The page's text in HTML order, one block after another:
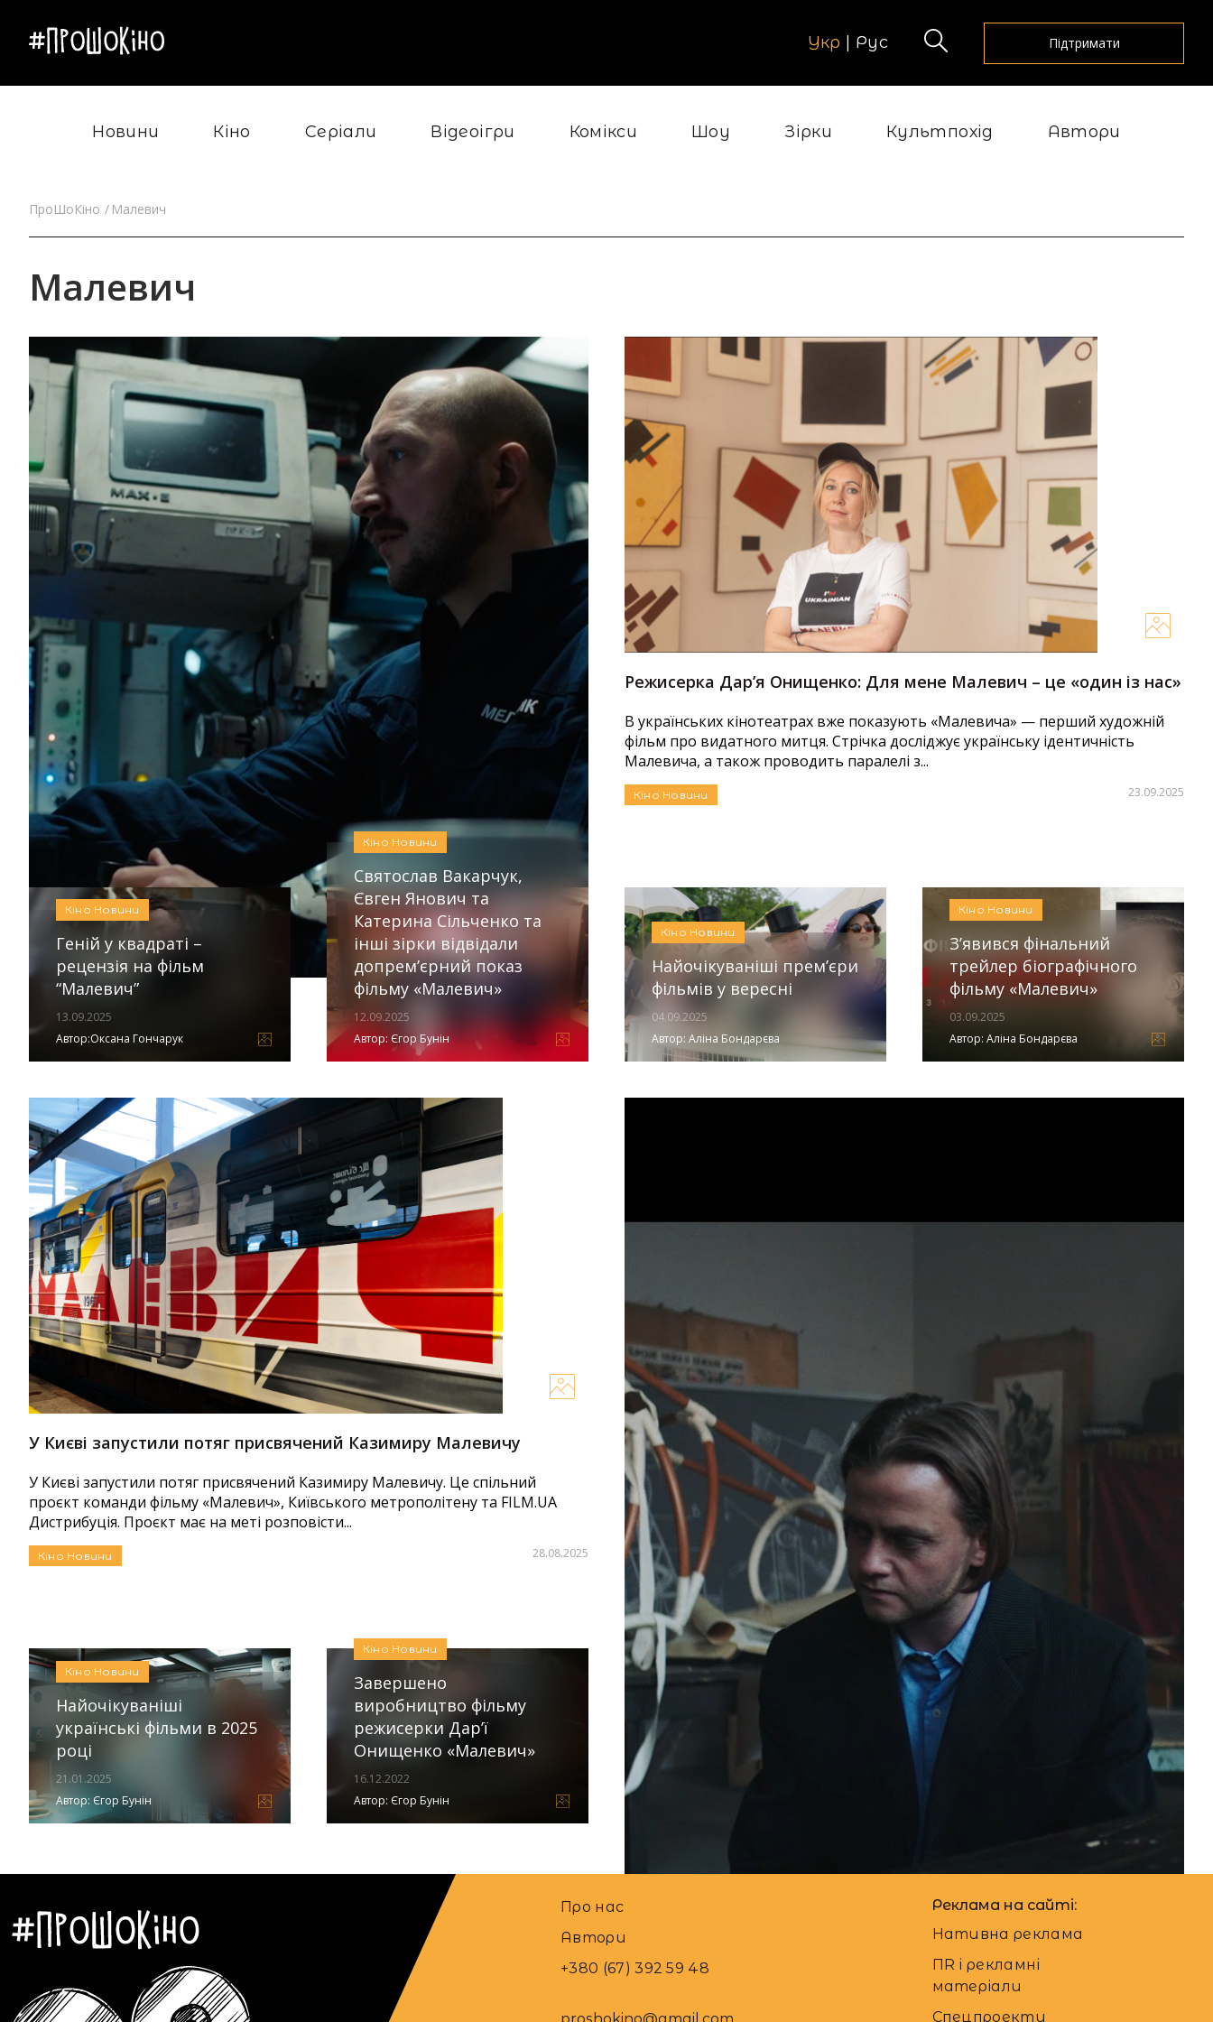
Укр Рус Підтримати
Новини Кіно Серіали Відеоігри Комікси Шоу Зірки Культпохід Автори
ПроШоКіно Малевич
Малевич
КіноНовини
Оголошено список номінантів на Десяту Національну кінопремію
«Золота Дзиґа»
Українська Кіноакадемія оголосила номінантів на Десяту Національну
кінопремію «Золота Дзиґа». Перелік номінантів кіноакадеміки сформували з
довгого списку, до якого увійшло 65 робіт. Лідером...
12.05.2026
Аліна Бондарєва
Кіно Новини
Режисерка Дар’я Онищенко: Для мене Малевич – це «один із нас»
В українських кінотеатрах вже показують «Малевича» — перший художній
фільм про видатного митця. Стрічка досліджує українську ідентичність
Малевича, а також проводить паралелі з...
23.09.2025
Кіно Новини
Геній у квадраті –
рецензія на фільм
“Малевич”
13.09.2025
Автор:Оксана Гончарук
Кіно Новини
Святослав Вакарчук,
Євген Янович та
Катерина Сільченко та
інші зірки відвідали
допрем’єрний показ
фільму «Малевич»
12.09.2025
Автор:Єгор Бунін
Кіно Новини
Найочікуваніші прем’єри
фільмів у вересні
04.09.2025
Автор: Аліна Бондарєва
Кіно Новини
З’явився фінальний
трейлер біографічного
фільму «Малевич»
03.09.2025
Автор: Аліна Бондарєва
Кіно Новини
У Києві запустили потяг присвячений Казимиру Малевичу
У Києві запустили потяг присвячений Казимиру Малевичу. Це спільний
проєкт команди фільму «Малевич», Київського метрополітену та FILM.UA
Дистрибуція. Проєкт має на меті розповісти...
28.08.2025
Кіно Новини
Байопік “Малевич” Дарʼї Онищенко покажуть в межах
Мюнхенської Конференції з Безпеки
В межах Мюнхенської Конференції з Безпеки (MSC 2025) відбудеться низка
українських подій, які акцентують увагу на ролі культури в протидії
російській агресії та...
Автор: Єгор Бунін
Кіно Новини
Найочікуваніші
українські фільми в 2025
році
21.01.2025
Автор: Єгор Бунін
Кіно Новини
Завершено
виробництво фільму
режисерки Дар’ї
Онищенко «Малевич»
16.12.2022
Автор: Єгор Бунін
Про нас
Автори
+380 (67) 392 59 48
proshokino@gmail.com
Реклама на сайті:
Нативна реклама
ПR і рекламні
матеріали
Спецпроекти